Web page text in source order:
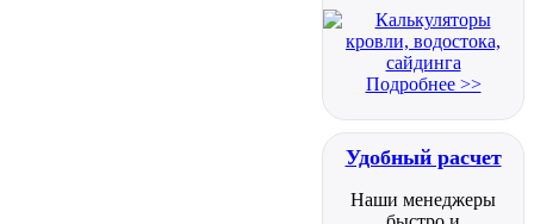
Подробнее >>
Удобный расчет
Наши менеджеры